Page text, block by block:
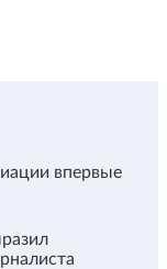
впервые